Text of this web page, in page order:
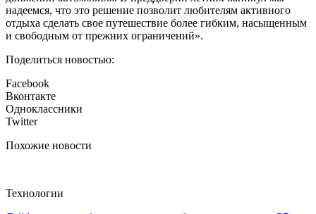
надеемся, что это решение позволит любителям активного
отдыха сделать свое путешествие более гибким, насыщенным
и свободным от прежних ограничений».
Поделиться новостью:
Facebook
Вконтакте
Одноклассники
Twitter
Похожие новости
Технологии